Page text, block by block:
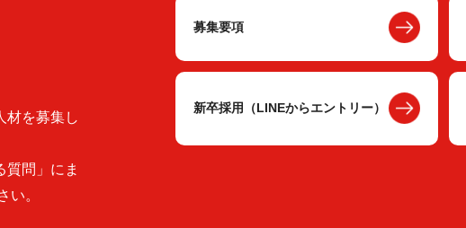
材を募集し
質問」にま
い。
募集要項
新卒採用（LINEからエントリー）